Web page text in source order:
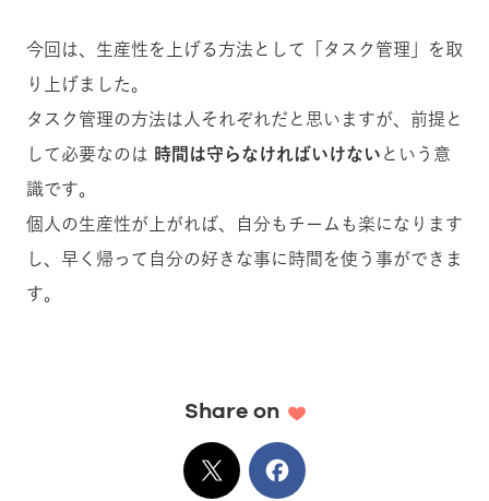
今回は、生産性を上げる方法として「タスク管理」を取
り上げました。
タスク管理の方法は人それぞれだと思いますが、前提と
して必要なのは 時間は守らなければいけない という意
識です。
個人の生産性が上がれば、自分もチームも楽になります
し、早く帰って自分の好きな事に時間を使う事ができま
す。
Share on
XでシェアFacebook